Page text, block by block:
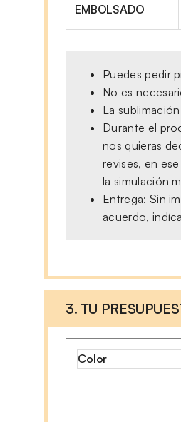
EMBOLSADO
Puedes pedir
No es
La
Durante el
nos quieras
revises, en
la simulación
Entrega: Sin
acuerdo,
3. TU
Color